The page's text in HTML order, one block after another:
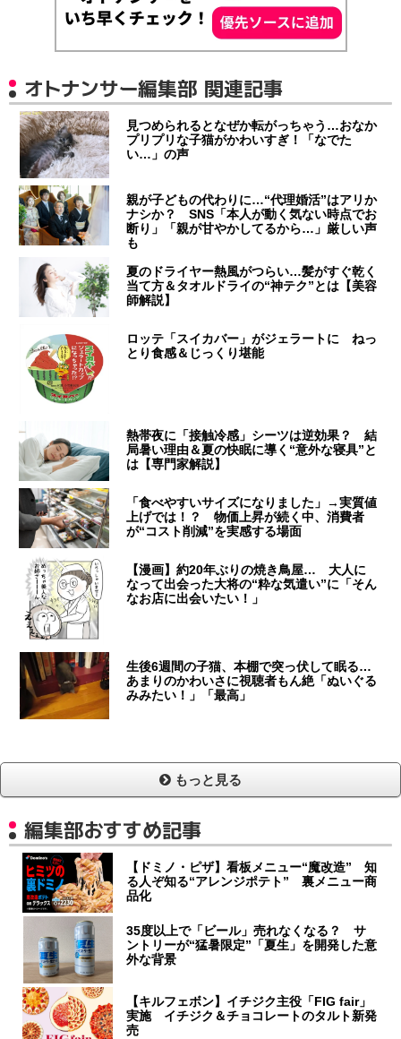
オトナンサー編集部 関連記事
見つめられるとなぜか転がっちゃう…おなか
プリプリな子猫がかわいすぎ！「なでた
い…」の声
親が子どもの代わりに…“代理婚活”はアリか
ナシか？ SNS「本人が動く気ない時点でお
断り」「親が甘やかしてるから…」厳しい声
も
夏のドライヤー熱風がつらい…髪がすぐ乾く
当て方＆タオルドライの“神テク”とは【美容
師解説】
ロッテ「スイカバー」がジェラートに ねっ
とり食感＆じっくり堪能
熱帯夜に「接触冷感」シーツは逆効果？ 結
局暑い理由＆夏の快眠に導く“意外な寝具”と
は【専門家解説】
「食べやすいサイズになりました」→実質値
上げでは！？ 物価上昇が続く中、消費者
が“コスト削減”を実感する場面
【漫画】約20年ぶりの焼き鳥屋… 大人に
なって出会った大将の“粋な気遣い”に「そん
なお店に出会いたい！」
生後6週間の子猫、本棚で突っ伏して眠る…
あまりのかわいさに視聴者もん絶「ぬいぐる
みみたい！」「最高」
もっと見る
編集部おすすめ記事
【ドミノ・ピザ】看板メニュー“魔改造” 知
る人ぞ知る“アレンジポテト” 裏メニュー商
品化
35度以上で「ビール」売れなくなる？ サ
ントリーが“猛暑限定”「夏生」を開発した意
外な背景
【キルフェボン】イチジク主役「FIG fair」
実施 イチジク＆チョコレートのタルト新発
売